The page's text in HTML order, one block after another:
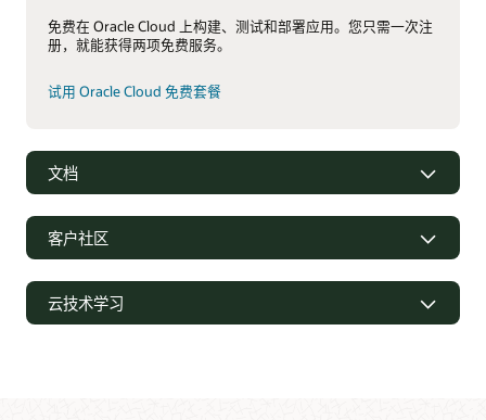
免费在 Oracle Cloud 上构建、测试和部署应用。您只需一次注
册，就能获得两项免费服务。
试用 Oracle Cloud 免费套餐
文档
客户社区
云技术学习